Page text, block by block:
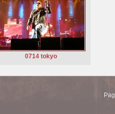
0714 tokyo